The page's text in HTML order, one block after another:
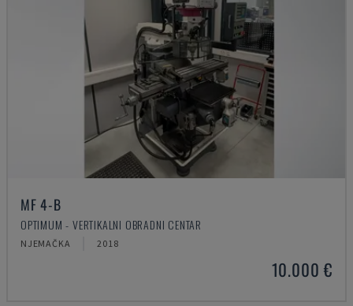
MF 4-B
OPTIMUM - VERTIKALNI OBRADNI CENTAR
NJEMAČKA 2018
10.000 €